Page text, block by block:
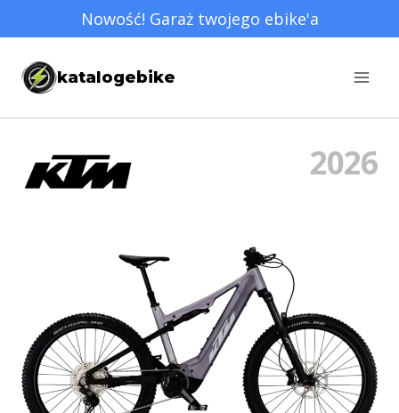
do
treści
Nowość! Garaż twojego ebike'a
katalogebike
2026